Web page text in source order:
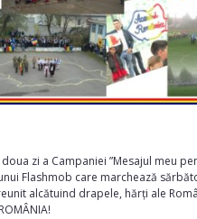
zi a Campaniei ”Mesajul meu
Flashmob care marchează
alcătuind drapele, hărți ale